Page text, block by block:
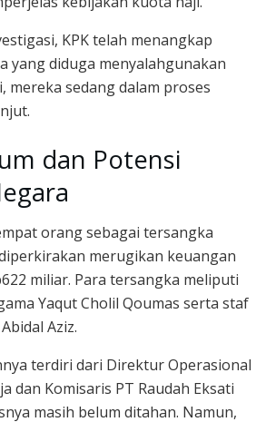
KPK telah menangkap
yang diduga menyalahgunakan
mereka sedang dalam proses
dan Potensi
orang sebagai tersangka
merugikan keuangan
miliar. Para tersangka meliputi
Yaqut Cholil Qoumas serta staf
Aziz.
terdiri dari Direktur Operasional
dan Komisaris PT Raudah Eksati
masih belum ditahan. Namun,